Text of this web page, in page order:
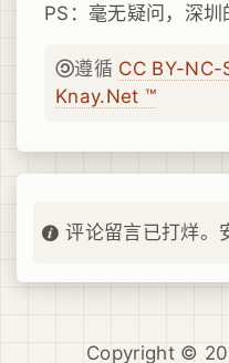
PS：毫无疑问，深
遵循 CC BY-NC-
Knay.Net ™
评论留言已打烊。
Copyright ©